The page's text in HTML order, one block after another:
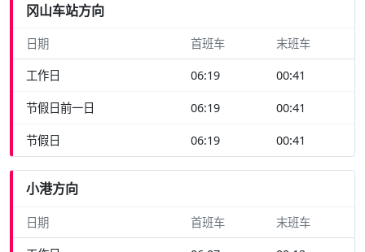
冈山车站方向
日期 首班车 末班车
工作日 06:19 00:41
节假日前一日 06:19 00:41
节假日 06:19 00:41
小港方向
日期 首班车 末班车